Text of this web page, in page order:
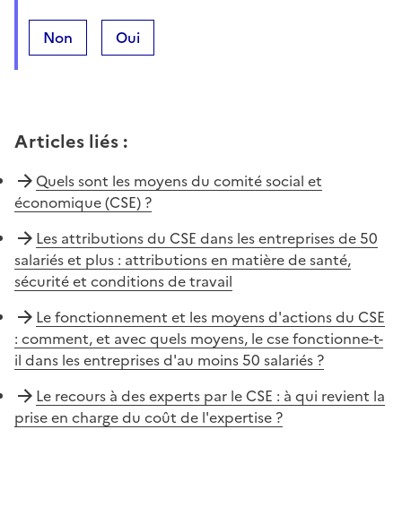
Non Oui
Articles liés :
Quels sont les moyens du comité social et
économique (CSE) ?
Les attributions du CSE dans les entreprises de 50
salariés et plus : attributions en matière de santé,
sécurité et conditions de travail
Le fonctionnement et les moyens d'actions du CSE
: comment, et avec quels moyens, le cse fonctionne-t-
il dans les entreprises d'au moins 50 salariés ?
Le recours à des experts par le CSE : à qui revient la
prise en charge du coût de l'expertise ?